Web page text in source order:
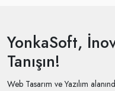
YonkaSoft,
Tanışın!
Web Tasarım ve Yazılım